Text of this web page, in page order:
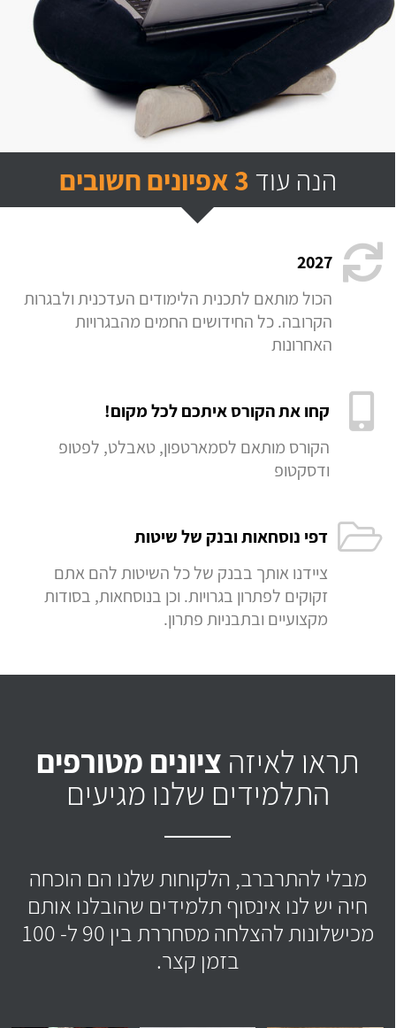
הנה עוד 3 אפיונים חשובים
2027
הכול מותאם לתכנית הלימודים העדכנית ולבגרות
הקרובה. כל החידושים החמים מהבגרויות
האחרונות
קחו את הקורס איתכם לכל מקום!
הקורס מותאם לסמארטפון, טאבלט, לפטופ
ודסקטופ
דפי נוסחאות ובנק של שיטות
ציידנו אותך בבנק של כל השיטות להם אתם
זקוקים לפתרון בגרויות. וכן בנוסחאות, בסודות
מקצועיים ובתבניות פתרון.
תראו לאיזה ציונים מטורפים
התלמידים שלנו מגיעים
מבלי להתרברב, הלקוחות שלנו הם הוכחה
חיה יש לנו אינסוף תלמידים שהובלנו אותם
מכישלונות להצלחה מסחררת בין 90 ל- 100
בזמן קצר.